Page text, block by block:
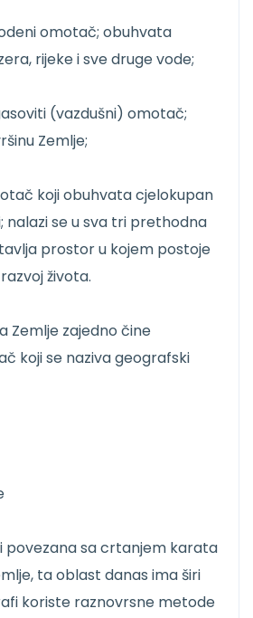
omotač; obuhvata
rijeke i sve druge vode;
(vazdušni) omotač;
Zemlje;
koji obuhvata cjelokupan
nalazi se u sva tri prethodna
prostor u kojem postoje
života.
Zemlje zajedno čine
koji se naziva geografski
povezana sa crtanjem karata
ta oblast danas ima širi
koriste raznovrsne metode